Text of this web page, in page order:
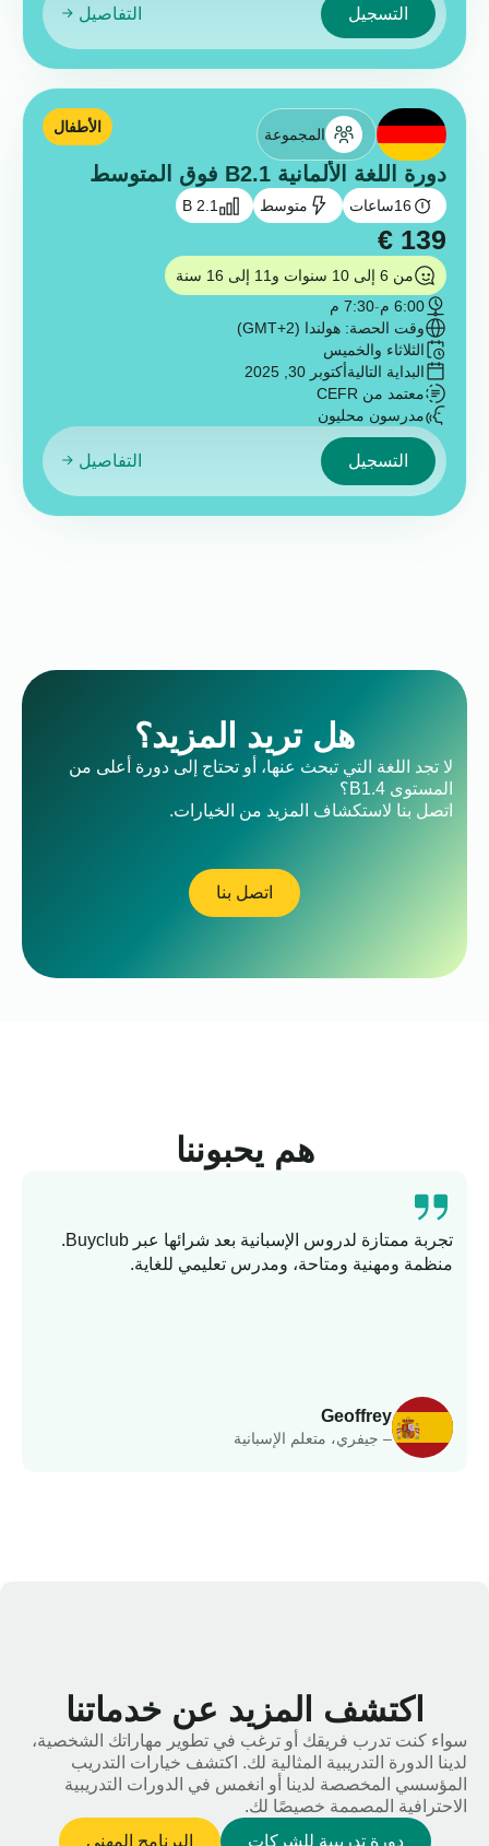
التسجيل التفاصيل
المجموعة
دورة اللغة الألمانية B2.1 فوق المتوسط
16ساعات متوسط B 2.1
الأطفال
€ 139
من 6 إلى 10 سنوات و11 إلى 16 سنة
6:00 م
-7:30 م
وقت الحصة: هولندا (GMT+2)
الثلاثاء والخميس
البداية التاليةأكتوبر 30, 2025
معتمد من CEFR
مدرسون محليون
التسجيل التفاصيل
هل تريد المزيد؟
لا تجد اللغة التي تبحث عنها، أو تحتاج إلى دورة أعلى من
المستوى B1.4؟
اتصل بنا لاستكشاف المزيد من الخيارات.
اتصل بنا
هم يحبوننا
Geoffrey
– جيفري، متعلم الإسبانية
تجربة ممتازة لدروس الإسبانية بعد شرائها عبر Buyclub.
منظمة ومهنية ومتاحة، ومدرس تعليمي للغاية.
اكتشف المزيد عن خدماتنا
سواء كنت تدرب فريقك أو ترغب في تطوير مهاراتك الشخصية،
لدينا الدورة التدريبية المثالية لك. اكتشف خيارات التدريب
المؤسسي المخصصة لدينا أو انغمس في الدورات التدريبية
الاحترافية المصممة خصيصًا لك.
دورة تدريبية للشركات
البرنامج المهني